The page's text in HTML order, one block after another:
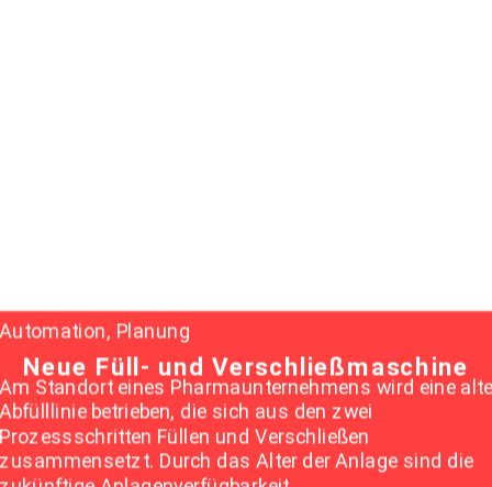
Automation, Planung
Neue Füll- und Verschließmaschine
Am Standort eines Pharmaunternehmens wird eine alte
Abfülllinie betrieben, die sich aus den zwei
Prozessschritten Füllen und Verschließen
zusammensetzt. Durch das Alter der Anlage sind die